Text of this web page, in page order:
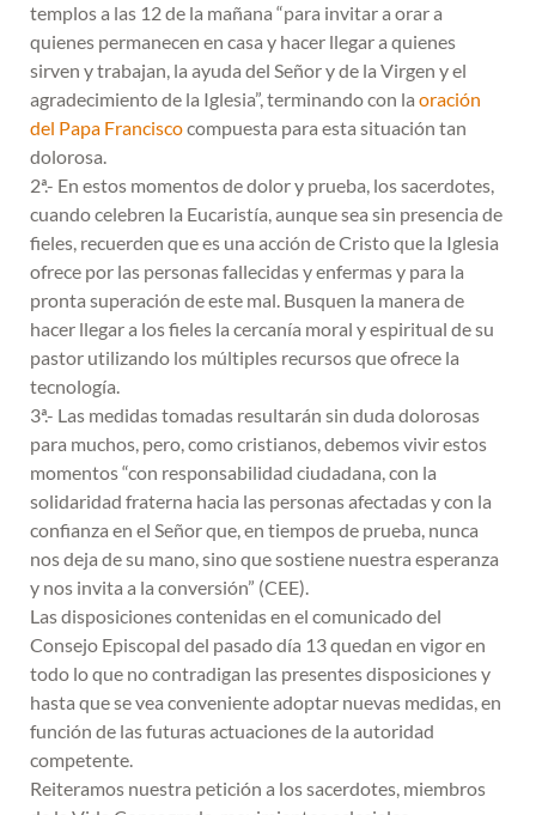
templos a las 12 de la mañana “para invitar a orar a
quienes permanecen en casa y hacer llegar a quienes
sirven y trabajan, la ayuda del Señor y de la Virgen y el
agradecimiento de la Iglesia”, terminando con la oración
del Papa Franciscocompuesta para esta situación tan
dolorosa.
2ª.- En estos momentos de dolor y prueba, los sacerdotes,
cuando celebren la Eucaristía, aunque sea sin presencia de
fieles, recuerden que es una acción de Cristo que la Iglesia
ofrece por las personas fallecidas y enfermas y para la
pronta superación de este mal. Busquen la manera de
hacer llegar a los fieles la cercanía moral y espiritual de su
pastor utilizando los múltiples recursos que ofrece la
tecnología.
3ª.- Las medidas tomadas resultarán sin duda dolorosas
para muchos, pero, como cristianos, debemos vivir estos
momentos “con responsabilidad ciudadana, con la
solidaridad fraterna hacia las personas afectadas y con la
confianza en el Señor que, en tiempos de prueba, nunca
nos deja de su mano, sino que sostiene nuestra esperanza
y nos invita a la conversión” (CEE).
Las disposiciones contenidas en el comunicado del
Consejo Episcopal del pasado día 13 quedan en vigor en
todo lo que no contradigan las presentes disposiciones y
hasta que se vea conveniente adoptar nuevas medidas, en
función de las futuras actuaciones de la autoridad
competente.
Reiteramos nuestra petición a los sacerdotes, miembros